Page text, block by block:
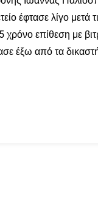
έφτασε λίγο
επίθεση με
έξω από τα